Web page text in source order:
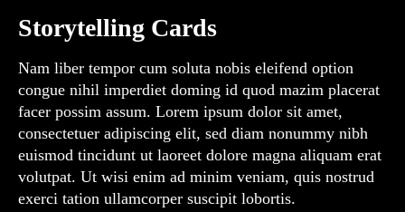
Storytelling Cards
Nam liber tempor cum soluta nobis eleifend option
congue nihil imperdiet doming id quod mazim placerat
facer possim assum. Lorem ipsum dolor sit amet,
consectetuer adipiscing elit, sed diam nonummy nibh
euismod tincidunt ut laoreet dolore magna aliquam erat
volutpat. Ut wisi enim ad minim veniam, quis nostrud
exerci tation ullamcorper suscipit lobortis.